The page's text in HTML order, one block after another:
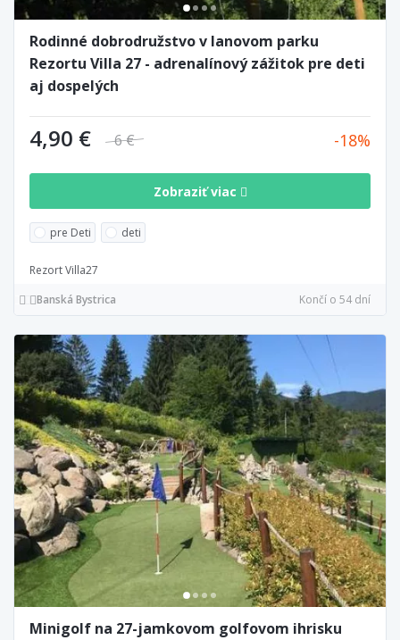
Rodinné dobrodružstvo v lanovom parku
Rezortu Villa 27 - adrenalínový zážitok pre deti
aj dospelých
4,90 € 6 € 18
Zobraziť viac
pre Deti deti
Rezort Villa27
Banská Bystrica
Končí o 54 dní
Minigolf na 27-jamkovom golfovom ihrisku